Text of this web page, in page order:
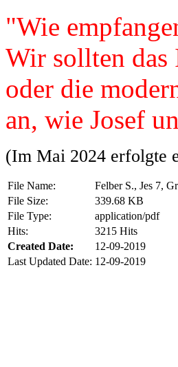
"Wie
Wir sollten das
oder die
an, wie Josef
(Im Mai 2024 erfolgte
File Name:
Felber S., Jes 7,
File Size:
339.68 KB
File Type:
application/pdf
Hits:
3215 Hits
Created Date:
12-09-2019
Last Updated Date: 12-09-2019